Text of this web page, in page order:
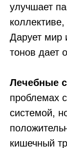
улучшает
Дарует
тонов дает
Лечебные
проблемах
системой,
кишечный